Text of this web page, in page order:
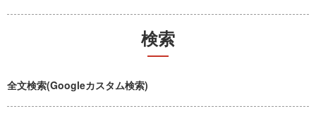
検索
全文検索(Googleカスタム検索)